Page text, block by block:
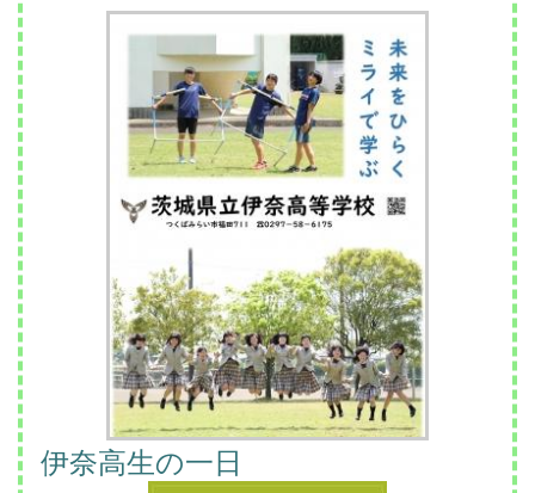
伊奈高生の一日